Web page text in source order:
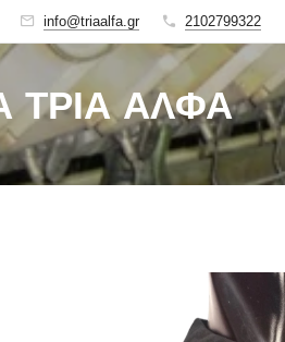
info@triaalfa.gr 2102799322
ΤΡΙΑ ΑΛΦΑ